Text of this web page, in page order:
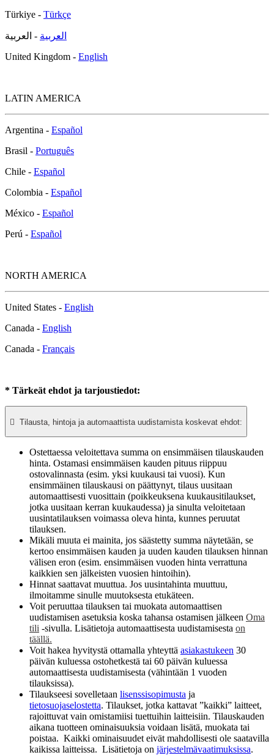
Türkiye - Türkçe
العربية - العربية
United Kingdom - English
LATIN AMERICA
Argentina - Español
Brasil - Português
Chile - Español
Colombia - Español
México - Español
Perú - Español
NORTH AMERICA
United States - English
Canada - English
Canada - Français
* Tärkeät ehdot ja tarjoustiedot:
 Tilausta, hintoja ja automaattista uudistamista koskevat ehdot:
Ostettaessa veloitettava summa on ensimmäisen tilauskauden
hinta. Ostamasi ensimmäisen kauden pituus riippuu
ostovalinnasta (esim. yksi kuukausi tai vuosi). Kun
ensimmäinen tilauskausi on päättynyt, tilaus uusitaan
automaattisesti vuosittain (poikkeuksena kuukausitilaukset,
jotka uusitaan kerran kuukaudessa) ja sinulta veloitetaan
uusintatilauksen voimassa oleva hinta, kunnes peruutat
tilauksen.​
Mikäli muuta ei mainita, jos säästetty summa näytetään, se
kertoo ensimmäisen kauden ja uuden kauden tilauksen hinnan
välisen eron (esim. ensimmäisen vuoden hinta verrattuna
kaikkien sen jälkeisten vuosien hintoihin).
Hinnat saattavat muuttua. Jos uusintahinta muuttuu,
ilmoitamme sinulle muutoksesta etukäteen.
Voit peruuttaa tilauksen tai muokata automaattisen
uudistamisen asetuksia koska tahansa ostamisen jälkeen Oma
tili -sivulla. Lisätietoja automaattisesta uudistamisesta on
täällä.
Voit hakea hyvitystä ottamalla yhteyttä asiakastukeen 30
päivän kuluessa ostohetkestä tai 60 päivän kuluessa
automaattisesta uudistamisesta (vähintään 1 vuoden
tilauksissa).
Tilaukseesi sovelletaan lisenssisopimusta ja
tietosuojaselostetta. Tilaukset, jotka kattavat ”kaikki” laitteet,
rajoittuvat vain omistamiisi tuettuihin laitteisiin. Tilauskauden
aikana tuotteen ominaisuuksia voidaan lisätä, muokata tai
poistaa. Kaikki ominaisuudet eivät mahdollisesti ole saatavilla
kaikissa laitteissa. Lisätietoja on järjestelmävaatimuksissa.